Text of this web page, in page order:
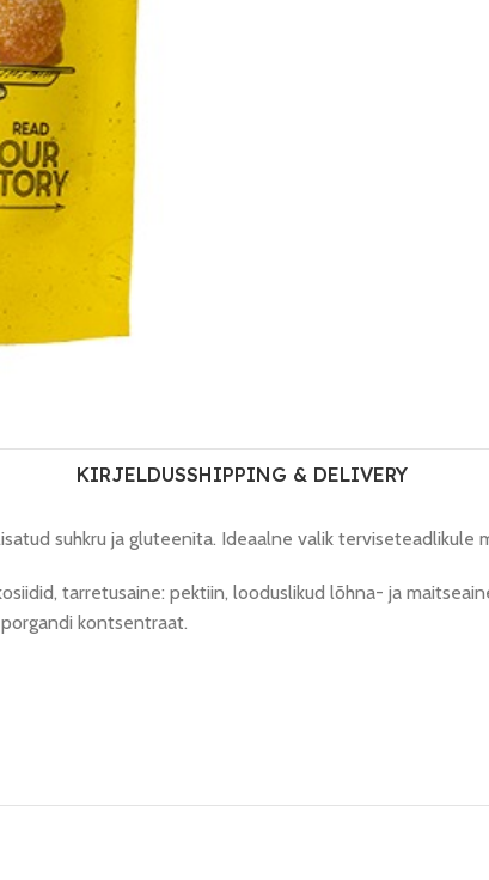
KIRJELDUSSHIPPING & DELIVERY
suhkru ja gluteenita. Ideaalne valik terviseteadlikule
tarretusaine: pektiin, looduslikud lõhna- ja
kontsentraat.